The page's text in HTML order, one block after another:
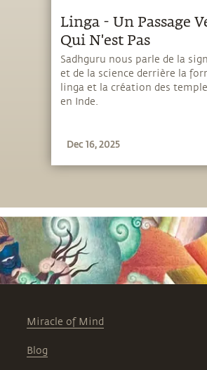
Linga - Un Passage
Qui N'est Pas
Sadhguru nous parle de la
et de la science derrière la
linga et la création des
en Inde.
Dec 16, 2025
Miracle of Mind
Blog